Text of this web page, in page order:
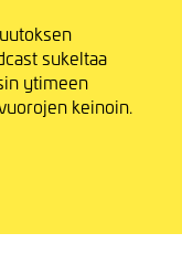
sukeltaa
ytimeen
keinoin.